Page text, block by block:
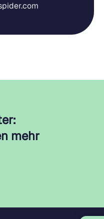
mehr